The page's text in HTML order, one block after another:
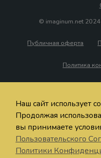
© imaginum.net
Публичная оферта
Политика
Наш сайт использует
Продолжая
вы принимаете
Пользовательского
Политики